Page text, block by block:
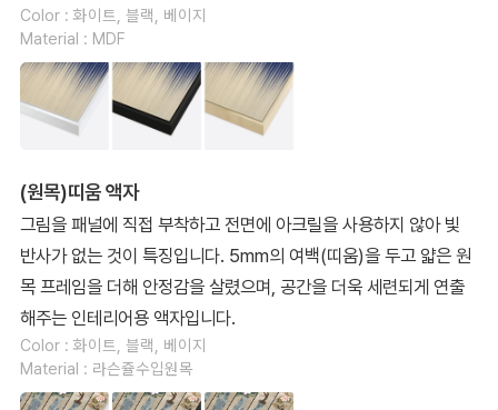
Color : 화이트, 블랙, 베이지
Material : MDF
(원목)띠움 액자
그림을 패널에 직접 부착하고 전면에 아크릴을 사용하지 않아 빛
반사가 없는 것이 특징입니다. 5mm의 여백(띠움)을 두고 얇은 원
목 프레임을 더해 안정감을 살렸으며, 공간을 더욱 세련되게 연출
해주는 인테리어용 액자입니다.
Color : 화이트, 블랙, 베이지
Material : 라슨쥴수입원목